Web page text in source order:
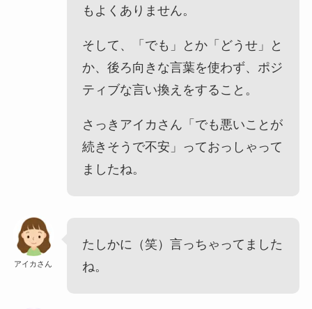
もよくありません。
そして、「でも」とか「どうせ」と
か、後ろ向きな言葉を使わず、ポジ
ティブな言い換えをすること。
さっきアイカさん「でも悪いことが
続きそうで不安」っておっしゃって
ましたね。
アイカさん
たしかに（笑）言っちゃってました
ね。